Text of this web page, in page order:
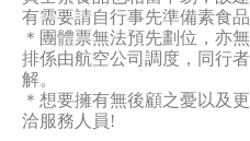
有需要請自行事先準備素食
＊團體票無法預先劃位，亦
排係由航空公司調度，同行
解。
＊想要擁有無後顧之憂以及
洽服務人員!